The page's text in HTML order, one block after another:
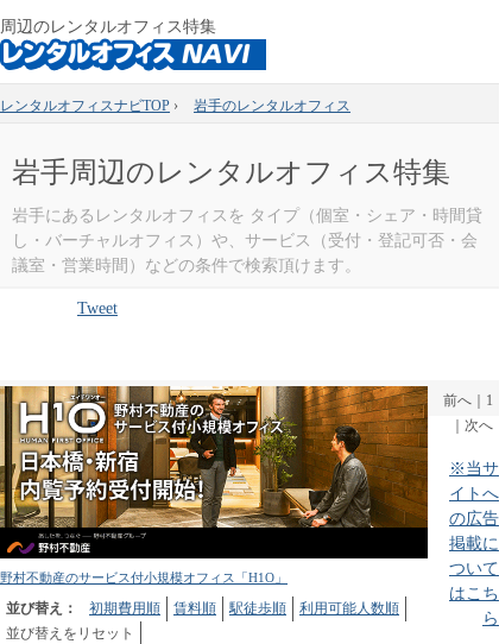
周辺のレンタルオフィス特集
レンタルオフィスナビTOP › 岩手のレンタルオフィス
岩手周辺のレンタルオフィス特集
岩手にあるレンタルオフィスを タイプ（個室・シェア・時間貸
し・バーチャルオフィス）や、サービス（受付・登記可否・会
議室・営業時間）などの条件で検索頂けます。
Tweet
野村不動産のサービス付小規模オフィス「H1O」
並び替え： 初期費用順 賃料順 駅徒歩順
利用可能人数順
並び替えをリセット
前へ
1
次へ
※当サ
イトへ
の広告
掲載に
ついて
はこち
ら